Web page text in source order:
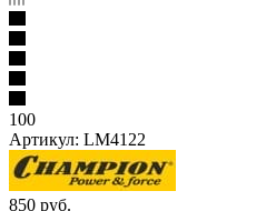
100
Артикул: LM4122
850 руб.